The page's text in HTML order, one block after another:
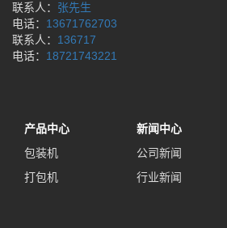
联系人： 张先生
电话： 13671762703
联系人： 136717
电话： 18721743221
产品中心
包装机
打包机
新闻中心
公司新闻
行业新闻